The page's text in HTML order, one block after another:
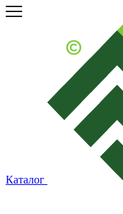
Каталог